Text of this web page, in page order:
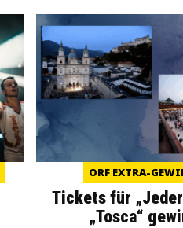
ORF EXTRA-
Tickets für
„Tosca“